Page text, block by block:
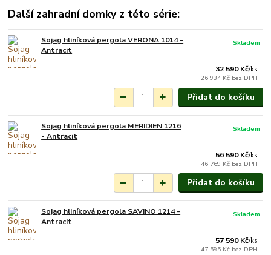
Další zahradní domky z této série:
Sojag hliníková pergola VERONA 1014 -
Antracit
32 590 Kč/ks
26 934 Kč bez DPH
Skladem
Přidat do košíku
Sojag hliníková pergola MERIDIEN 1216
- Antracit
56 590 Kč/ks
46 769 Kč bez DPH
Skladem
Přidat do košíku
Sojag hliníková pergola SAVINO 1214 -
Antracit
57 590 Kč/ks
47 595 Kč bez DPH
Skladem